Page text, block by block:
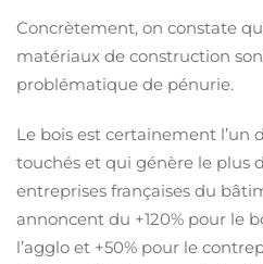
Concrètement, on constate
matériaux de construction
problématique de pénurie.
Le bois est certainement l’un
touchés et qui génère le plus
entreprises françaises du
annoncent du +120% pour le
l’agglo et +50% pour le